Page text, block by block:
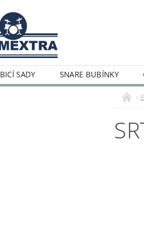
BICÍ SADY SNARE BUBÍNKY